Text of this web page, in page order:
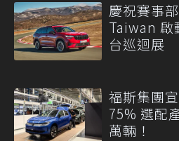
慶祝賽事
Taiwan 啟
台巡迴展
福斯集團
75% 選配
萬輛！